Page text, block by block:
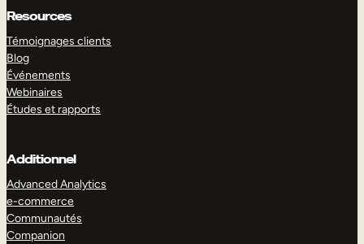
Resources
Témoignages clients
Blog
Événements
Webinaires
Études et rapports
Additionnel
Advanced Analytics
e-commerce
Communautés
Companion